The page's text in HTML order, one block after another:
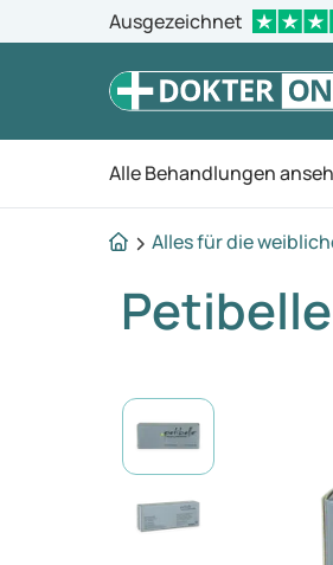
Ausgezeichnet
Alle Behandlungen
Alles für die
Petibelle